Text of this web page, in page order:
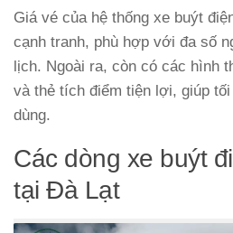
Giá vé của hệ thống xe buýt
cạnh tranh, phù hợp với đa số
lịch. Ngoài ra, còn có các hình
và thẻ tích điểm tiện lợi, giúp
dùng.
Các dòng xe buýt
tại Đà Lạt